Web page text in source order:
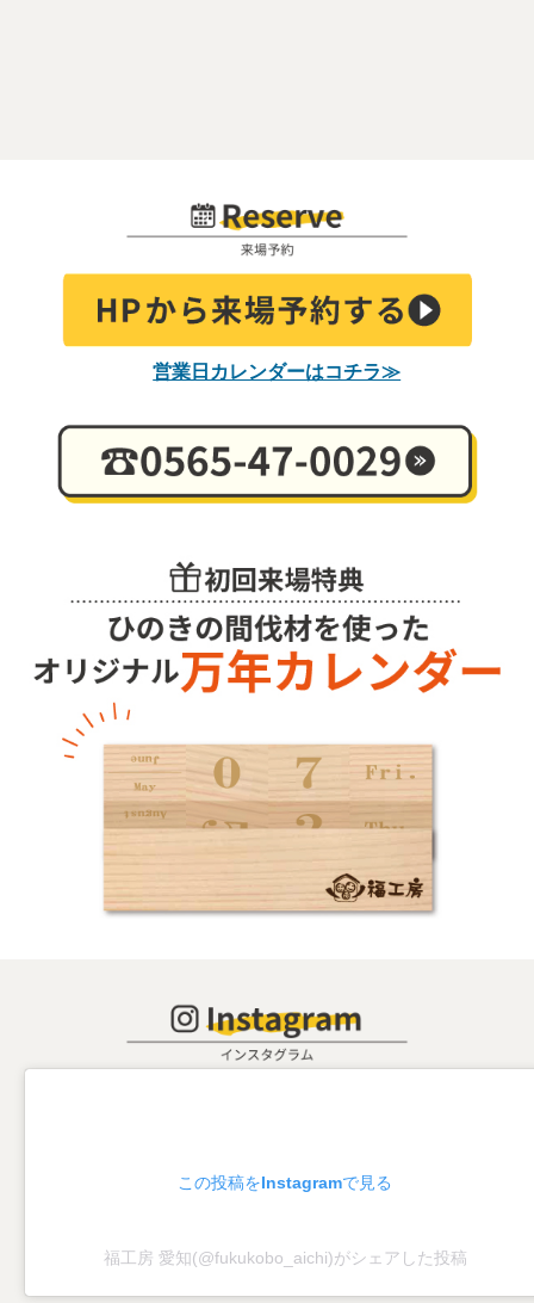
営業日カレンダーはコチラ≫
この投稿をInstagramで見る
福工房 愛知(@fukukobo_aichi)がシェアした投稿